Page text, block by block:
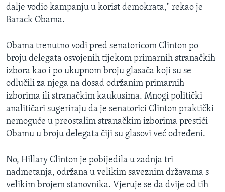
dalje vodio kampanju u korist demokrata," rekao je
Barack Obama.
Obama trenutno vodi pred senatoricom Clinton po
broju delegata osvojenih tijekom primarnih stranačkih
izbora kao i po ukupnom broju glasača koji su se
odlučili za njega na dosad održanim primarnih
izborima ili stranačkim kaukusima. Mnogi politički
analitičari sugeriraju da je senatorici Clinton praktički
nemoguće u preostalim stranačkim izborima prestići
Obamu u broju delegata čiji su glasovi već određeni.
No, Hillary Clinton je pobijedila u zadnja tri
nadmetanja, održana u velikim saveznim državama s
velikim brojem stanovnika. Vjeruje se da dvije od tih